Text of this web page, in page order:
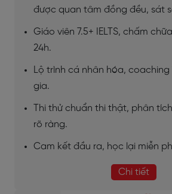
được quan tâm đồng đều, sát
Giáo viên 7.5+ IELTS, chấm
24h.
Lộ trình cá nhân hóa, coaching
gia.
Thi thử chuẩn thi thật, phân
rõ ràng.
Cam kết đầu ra, học lại miễn
Chi tiết